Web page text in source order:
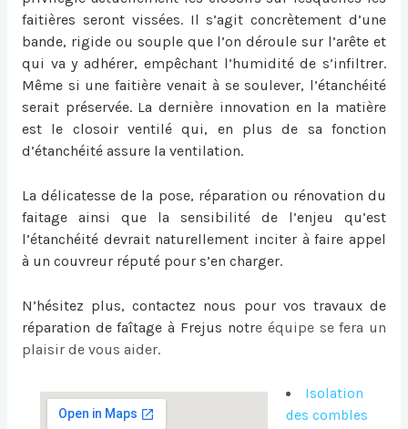
faitières seront vissées. Il s’agit concrètement d’une
bande, rigide ou souple que l’on déroule sur l’arête et
qui va y adhérer, empêchant l’humidité de s’infiltrer.
Même si une faitière venait à se soulever, l’étanchéité
serait préservée. La dernière innovation en la matière
est le closoir ventilé qui, en plus de sa fonction
d’étanchéité assure la ventilation.
La délicatesse de la pose, réparation ou rénovation du
faitage ainsi que la sensibilité de l’enjeu qu’est
l’étanchéité devrait naturellement inciter à faire appel
à un couvreur réputé pour s’en charger.
N’hésitez plus, contactez nous pour vos travaux de
réparation de faîtage à Frejus notre équipe se fera un
plaisir de vous aider.
Isolation
des combles